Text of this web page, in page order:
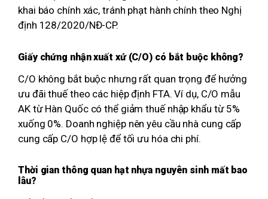
khai báo chính xác, tránh phạt hành chính theo Nghị
định 128/2020/NĐ-CP.
Giấy chứng nhận xuất xứ (C/O) có bắt buộc không?
C/O không bắt buộc nhưng rất quan trọng để hưởng
ưu đãi thuế theo các hiệp định FTA. Ví dụ, C/O mẫu
AK từ Hàn Quốc có thể giảm thuế nhập khẩu từ 5%
xuống 0%. Doanh nghiệp nên yêu cầu nhà cung cấp
cung cấp C/O hợp lệ để tối ưu hóa chi phí.
Thời gian thông quan hạt nhựa nguyên sinh mất bao
lâu?